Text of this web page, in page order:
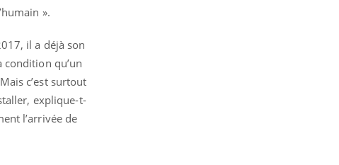
».
il a déjà son
condition qu’un
c’est surtout
explique-t-
l’arrivée de